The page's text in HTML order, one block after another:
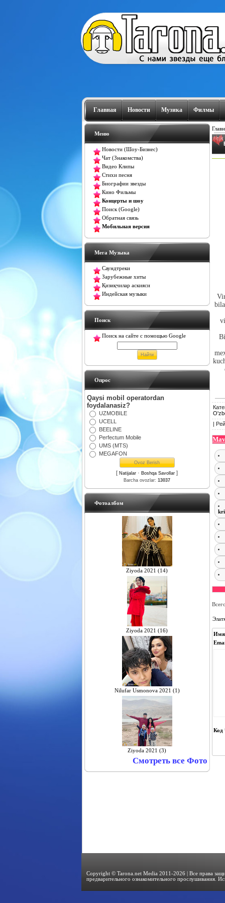
Главная Новости Музика Филмы
Меню
Новости (Шоу-Бизнес)
Чат (Знакомства)
Видео Клипы
Стихи песня
Биографии звезды
Кино Фильмы
Концерты и шоу
Поиск (Google)
Обратная связь
Мобильная версия
Мега Музыка
Саундтреки
Зарубежные хиты
Қизиқчилар аскияси
Индейская музыки
Поиск
Поиск на сайте с помощью Google
Oпрос
Qaysi mobil operatordan
foydalanasiz?
UZMOBILE
UCELL
BEELINE
Perfectum Mobile
UMS (MTS)
MEGAFON
[ Natijalar · Boshqa Savollar ]
Barcha ovozlar: 13037
Фотоалбом
Ziyoda 2021 (14)
Ziyoda 2021 (16)
Nilufar Usmonova 2021 (1)
Ziyoda 2021 (3)
Смотреть все Фото
|
Код
Copyright © Tarona.net Media 2011-2026 | Все права
предварительного ознакомительного прослушивания.